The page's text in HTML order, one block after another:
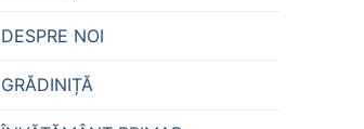
DESPRE NOI
GRĂDINIȚĂ